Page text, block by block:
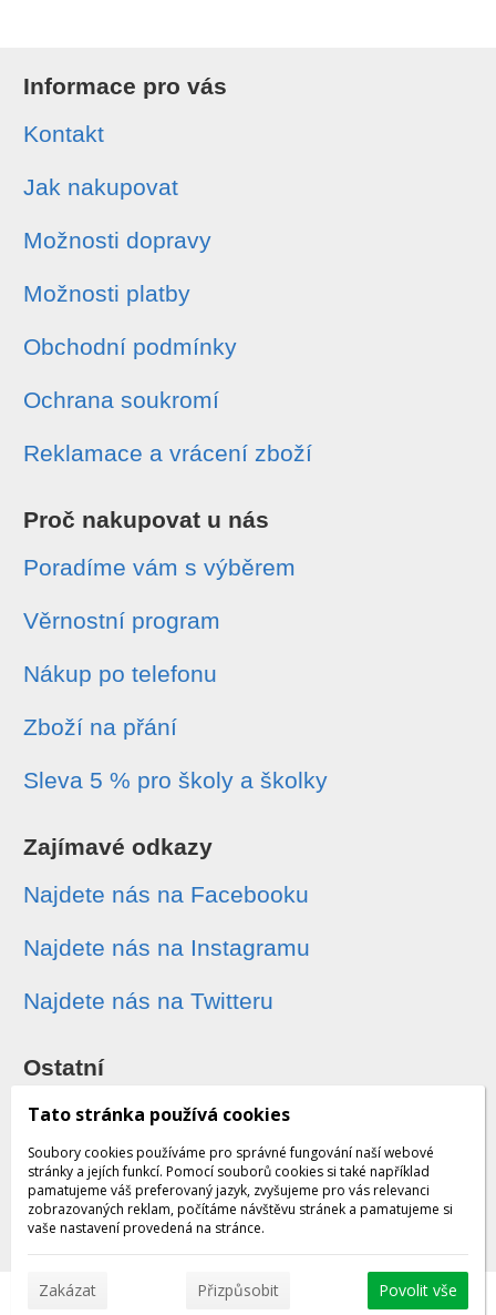
Informace pro vás
Kontakt
Jak nakupovat
Možnosti dopravy
Možnosti platby
Obchodní podmínky
Ochrana soukromí
Reklamace a vrácení zboží
Proč nakupovat u nás
Poradíme vám s výběrem
Věrnostní program
Nákup po telefonu
Zboží na přání
Sleva 5 % pro školy a školky
Zajímavé odkazy
Najdete nás na Facebooku
Najdete nás na Instagramu
Najdete nás na Twitteru
Ostatní
Sledování zásilek
Dárkové poukazy
Obchodní podmínky - archiv
www.wexbo.com |Přihlásit
Tato stránka používá cookies
Soubory cookies používáme pro správné fungování naší webové
stránky a jejích funkcí. Pomocí souborů cookies si také například
pamatujeme váš preferovaný jazyk, zvyšujeme pro vás relevanci
zobrazovaných reklam, počítáme návštěvu stránek a pamatujeme si
vaše nastavení provedená na stránce.
Zakázat Přizpůsobit Povolit vše